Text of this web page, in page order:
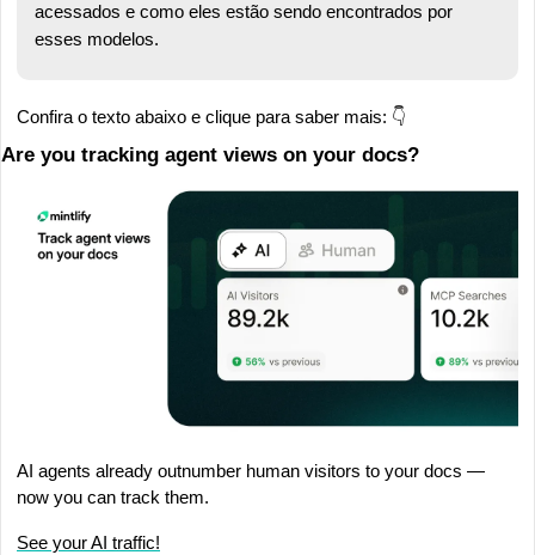
acessados e como eles estão sendo encontrados por
esses modelos.
Confira o texto abaixo e clique para saber mais: 👇
Are you tracking agent views on your docs?
AI agents already outnumber human visitors to your docs —
now you can track them.
See your AI traffic!